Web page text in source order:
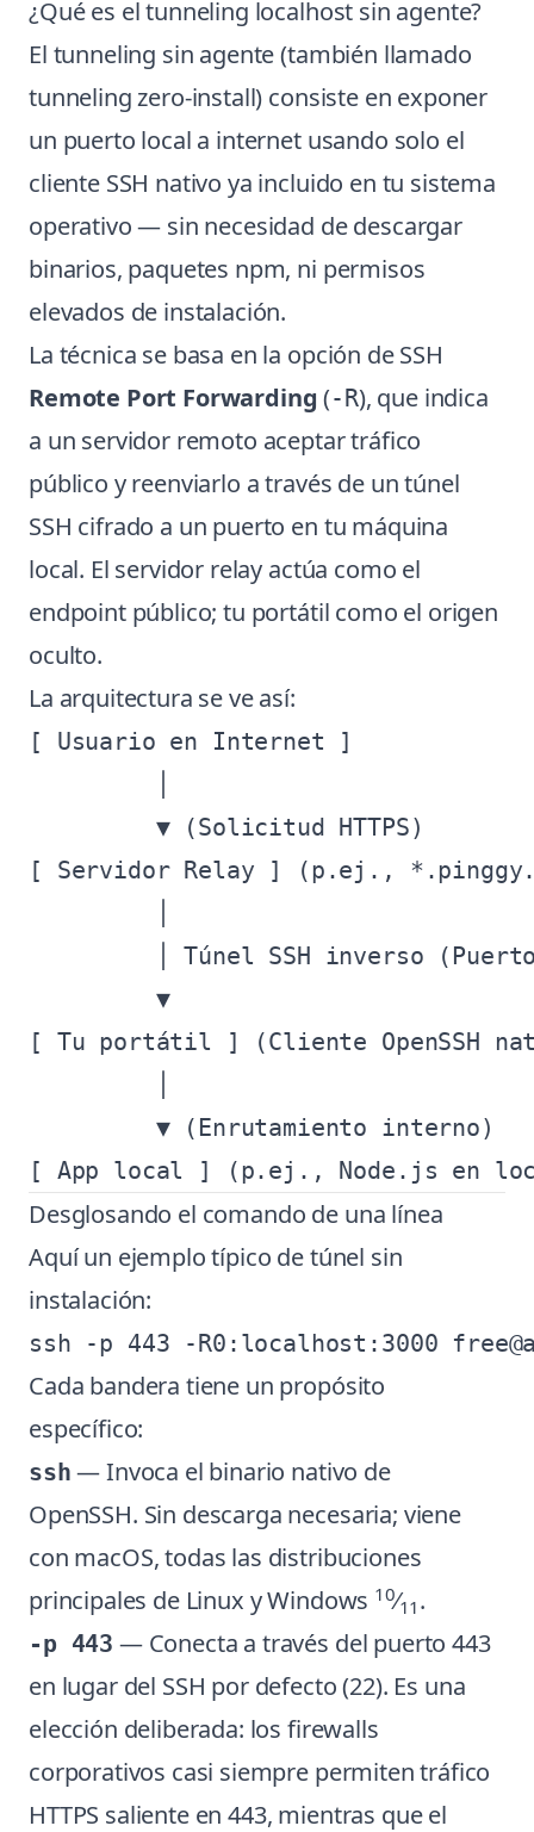
¿Qué es el tunneling localhost sin agente?
El tunneling sin agente (también llamado
tunneling zero-install) consiste en exponer
un puerto local a internet usando solo el
cliente SSH nativo ya incluido en tu sistema
operativo — sin necesidad de descargar
binarios, paquetes npm, ni permisos
elevados de instalación.
La técnica se basa en la opción de SSH
Remote Port Forwarding (-R), que indica
a un servidor remoto aceptar tráfico
público y reenviarlo a través de un túnel
SSH cifrado a un puerto en tu máquina
local. El servidor relay actúa como el
endpoint público; tu portátil como el origen
oculto.
La arquitectura se ve así:
[ Usuario en Internet ]
         ▼ (Solicitud HTTPS)
[ Servidor Relay ] (p.ej.,
│ Túnel SSH inverso
         ▼
[ Tu portátil ] (Cliente OpenSSH
         ▼ (Enrutamiento interno)
Desglosando el comando de una línea
Aquí un ejemplo típico de túnel sin
instalación:
Cada bandera tiene un propósito
específico:
ssh — Invoca el binario nativo de
OpenSSH. Sin descarga necesaria; viene
con macOS, todas las distribuciones
principales de Linux y Windows 10⁄11 .
-p 443 — Conecta a través del puerto 443
en lugar del SSH por defecto (22). Es una
elección deliberada: los firewalls
corporativos casi siempre permiten tráfico
HTTPS saliente en 443, mientras que el